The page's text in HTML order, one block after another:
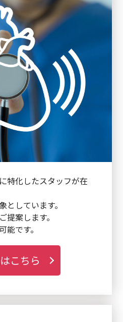
特化したスタッフが在
としています。
提案します。
です。
こちら